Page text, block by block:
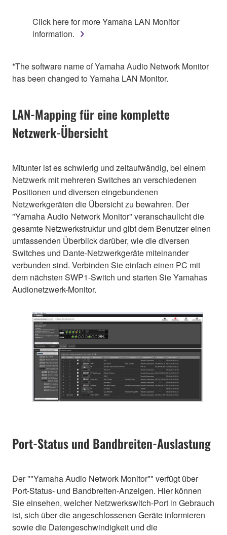
Click here for more Yamaha LAN Monitor
information.
*The software name of Yamaha Audio Network Monitor
has been changed to Yamaha LAN Monitor.
LAN-Mapping für eine komplette
Netzwerk-Übersicht
Mitunter ist es schwierig und zeitaufwändig, bei einem
Netzwerk mit mehreren Switches an verschiedenen
Positionen und diversen eingebundenen
Netzwerkgeräten die Übersicht zu bewahren. Der
"Yamaha Audio Network Monitor" veranschaulicht die
gesamte Netzwerkstruktur und gibt dem Benutzer einen
umfassenden Überblick darüber, wie die diversen
Switches und Dante-Netzwerkgeräte miteinander
verbunden sind. Verbinden Sie einfach einen PC mit
dem nächsten SWP1-Switch und starten Sie Yamahas
Audionetzwerk-Monitor.
Port-Status und Bandbreiten-Auslastung
Der ""Yamaha Audio Network Monitor"" verfügt über
Port-Status- und Bandbreiten-Anzeigen. Hier können
Sie einsehen, welcher Netzwerkswitch-Port in Gebrauch
ist, sich über die angeschlossenen Geräte informieren
sowie die Datengeschwindigkeit und die